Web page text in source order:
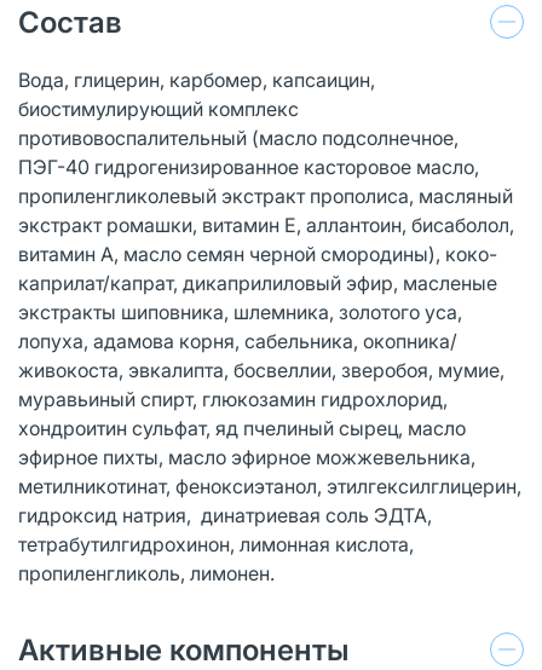
Состав
Вода, глицерин, карбомер, капсаицин,
биостимулирующий комплекс
противовоспалительный (масло подсолнечное,
ПЭГ-40 гидрогенизированное касторовое масло,
пропиленгликолевый экстракт прополиса, масляный
экстракт ромашки, витамин Е, аллантоин, бисаболол,
витамин А, масло семян черной смородины), коко-
каприлат/капрат, дикаприлиловый эфир, масленые
экстракты шиповника, шлемника, золотого уса,
лопуха, адамова корня, сабельника, окопника/
живокоста, эвкалипта, босвеллии, зверобоя, мумие,
муравьиный спирт, глюкозамин гидрохлорид,
хондроитин сульфат, яд пчелиный сырец, масло
эфирное пихты, масло эфирное можжевельника,
метилникотинат, феноксиэтанол, этилгексилглицерин,
гидроксид натрия, динатриевая соль ЭДТА,
тетрабутилгидрохинон, лимонная кислота,
пропиленгликоль, лимонен.
Активные компоненты